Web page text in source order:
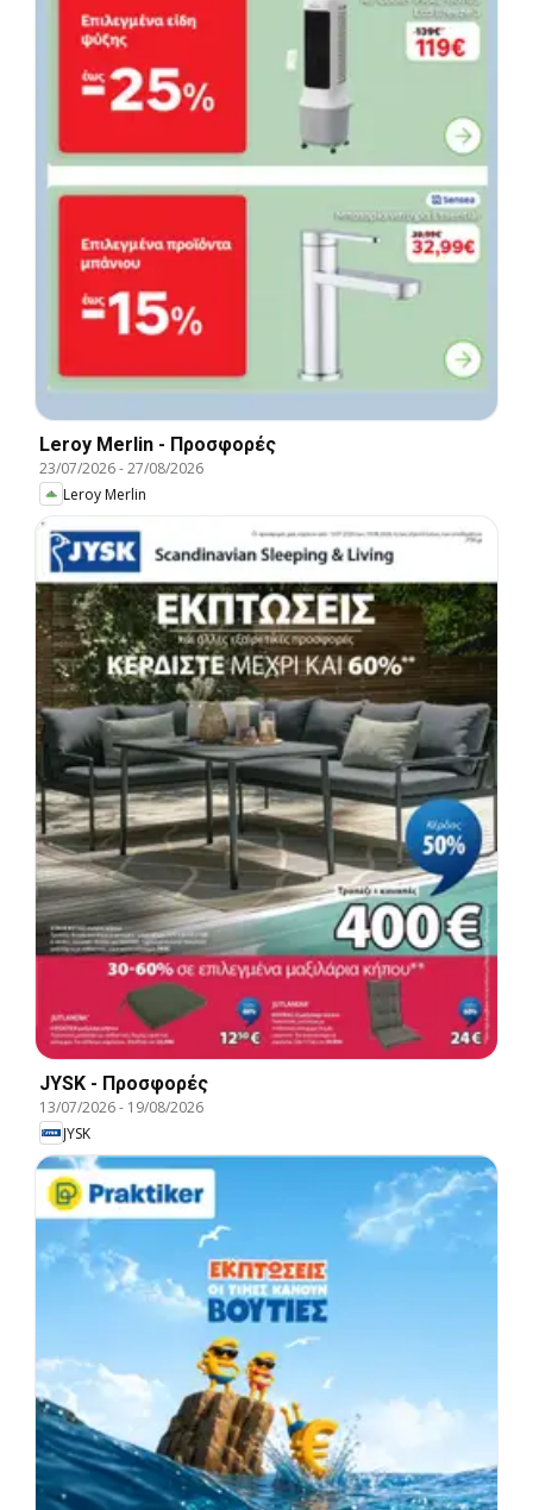
Leroy Merlin - Προσφορές
23/07/2026-27/08/2026
Leroy Merlin
JYSK - Προσφορές
13/07/2026- 19/08/2026
JYSK